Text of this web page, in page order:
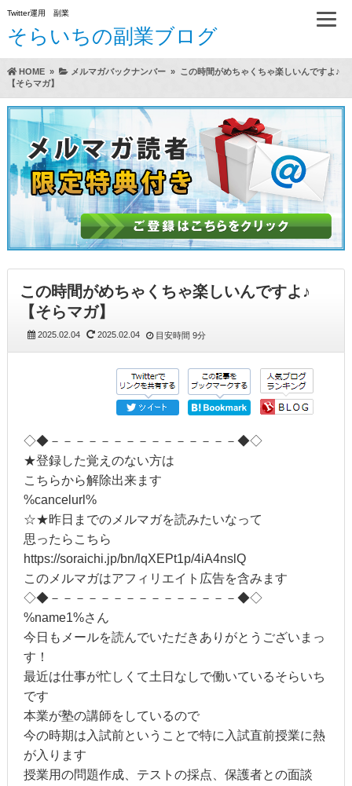
Twitter運用 副業
そらいちの副業ブログ
（A）
らいちのTwitter運用方実践レビュー
HOME» メルマガバックナンバー» この時間がめちゃくちゃ楽しいんですよ♪
【そらマガ】
この時間がめちゃくちゃ楽しいんですよ♪
【そらマガ】
2025.02.04 2025.02.04 目安時間 9分
◇◆－－－－－－－－－－－－－－－◆◇
★登録した覚えのない方は
こちらから解除出来ます
%cancelurl%
☆★昨日までのメルマガを読みたいなって
思ったらこちら
https://soraichi.jp/bn/lqXEPt1p/4iA4nslQ
このメルマガはアフィリエイト広告を含みます
◇◆－－－－－－－－－－－－－－－◆◇
%name1%さん
今日もメールを読んでいただきありがとうございまっ
す！
最近は仕事が忙しくて土日なしで働いているそらいち
です
本業が塾の講師をしているので
今の時期は入試前ということで特に入試直前授業に熱
が入ります
授業用の問題作成、テストの採点、保護者との面談